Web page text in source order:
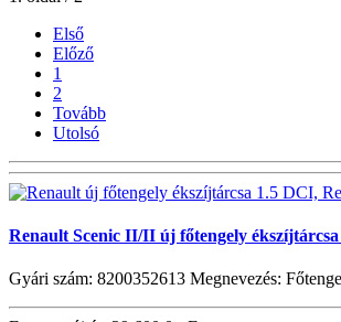
Első
Előző
1
2
Tovább
Utolsó
Renault Scenic II/II új főtengely
Gyári szám: 8200352613 Megnevezés: